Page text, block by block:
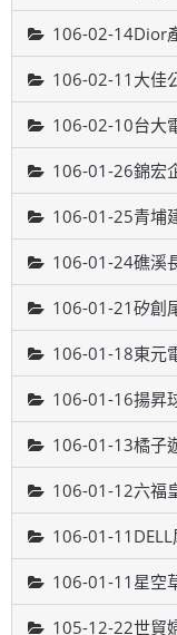
106-02-14Dior
106-02-11大佳
106-02-10台大
106-01-26錦宏
106-01-25青埔
106-01-24礁溪
106-01-21矽創
106-01-18東元
106-01-16揚昇
106-01-13橘子
106-01-12六福
106-01-11DELL
106-01-11星空
105-12-22世貿